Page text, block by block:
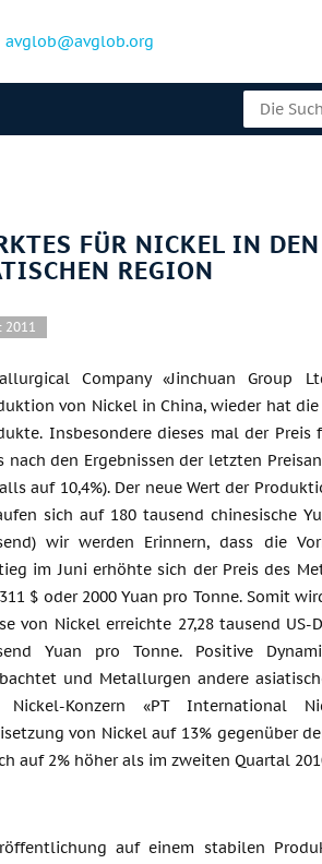
avglob@avglob.org
FÜR NICKEL IN DEN
REGION
2011
Company «Jinchuan Group
von Nickel in China, wieder hat
Insbesondere dieses mal der Preis
nach den Ergebnissen der letzten
auf 10,4%). Der neue Wert der
sich auf 180 tausend chinesische
wir werden Erinnern, dass die
im Juni erhöhte sich der Preis des
$ oder 2000 Yuan pro Tonne. Somit
von Nickel erreichte 27,28 tausend
Yuan pro Tonne. Positive
und Metallurgen andere
Nickel-Konzern «PT International
von Nickel auf 13% gegenüber
auf 2% höher als im zweiten Quartal
auf einem stabilen